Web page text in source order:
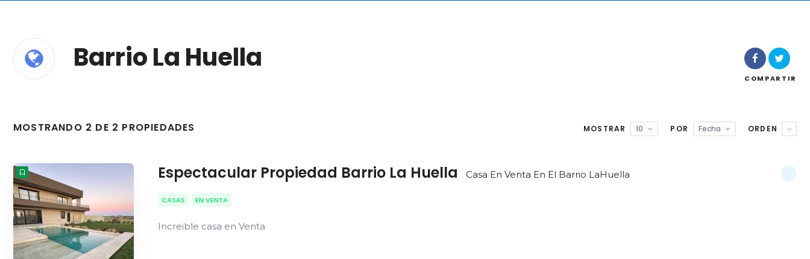
Categoría Ubicación
Barrio La Huella
COMPARTIR
MOSTRANDO 2 DE 2 PROPIEDADES MOSTRAR 10 POR Fecha ORDEN
Espectacular Propiedad Barrio La Huella Casa En Venta En El Barrio LaHuella
CASAS EN VENTA
Increible casa en Venta